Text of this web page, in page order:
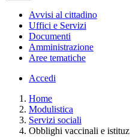
Avvisi al cittadino
Uffici e Servizi
Documenti
Amministrazione
Aree tematiche
Accedi
Home
Modulistica
Servizi sociali
Obblighi vaccinali e